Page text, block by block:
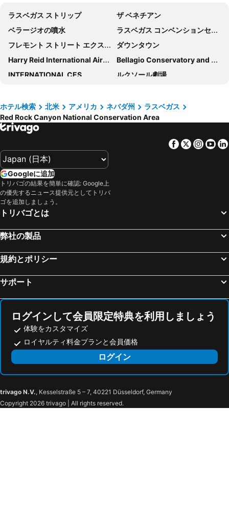
ラスベガス ストリップ
ザ ベネチアン
ベラージオの噴水
ラスベガス コンベンションセンター
フレモント ストリート エクスペリエンス
ダウンタウン
Harry Reid International Airport
Bellagio Conservatory and Botanical Garden
INTERNATIONAL CES
ルクソール劇場
South Point Showroom
ラスベガス プレミアム アウトレット ノース
G2E
Eiffel Tower Experience at Paris Las Vegas
V Theatre
Planet Hollywood - Las Vegas
Mandalay Bay Theater
West Las Vegas
Flamingo Showroom
Hard Rock Café Las Vegas Strip
Rio Las Vegas
デスヴァレー国立公園
Via Bellagio
HDAW
Eiffel Tower
Bally's Avenue Shoppes
The Grand Canal Shoppes
Lied Discovery Children's Museum
Seven Hills
Hoover Dam
Grand Canyon West Rim & Skywalk
Death Valley Scenic Byway
Queensridge
Lake Las Vegas
ホテル検索 北米 アメリカ ネバダ州
ラスベガス
Red Rock Canyon National Conservation Area
Facebook
Twitter
Googleに追加
トリバゴの結果を簡単に確認: Google上
の優先するニュース提供元としてトリバ
ゴを追加しましょう。
トリバゴとは
弊社の製品
規約とポリシー
サポート
ログインして会員限定特典を利用しましょう
体験をカスタマイズ
ロイヤルティ料金プランと会員価格
ログイン
trivago N.V., Kesselstraße 5 – 7, 40221 Düsseldorf, Germany
Copyright 2026 trivago | All rights reserved.